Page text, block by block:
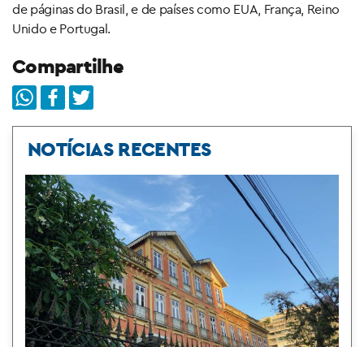
de páginas do Brasil, e de países como EUA, França, Reino
Unido e Portugal.
Compartilhe
NOTÍCIAS RECENTES